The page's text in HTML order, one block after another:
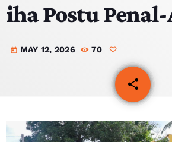
EKIPA
TOP 15
VÍDEO SIRA
iha Postu
today MAY 12, 2026 70
share
email